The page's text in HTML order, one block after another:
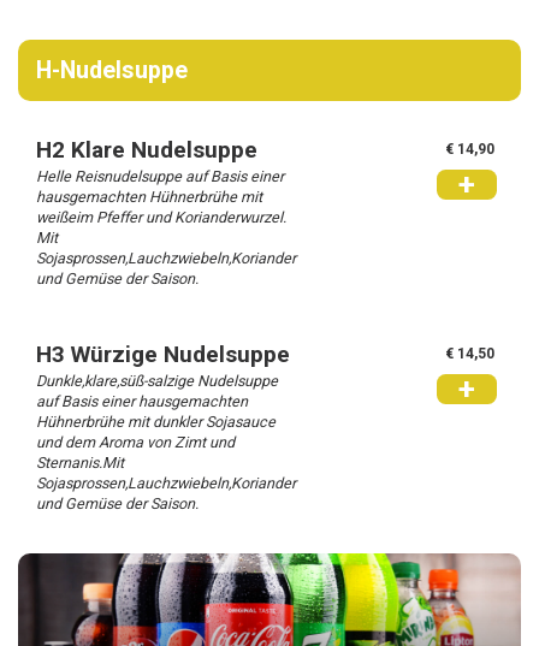
H-Nudelsuppe
H2 Klare Nudelsuppe
Helle Reisnudelsuppe auf Basis einer
hausgemachten Hühnerbrühe mit
weißeim Pfeffer und Korianderwurzel.
Mit
Sojasprossen,Lauchzwiebeln,Koriander
und Gemüse der Saison.
€ 14,90
+
H3 Würzige Nudelsuppe
Dunkle,klare,süß-salzige Nudelsuppe
auf Basis einer hausgemachten
Hühnerbrühe mit dunkler Sojasauce
und dem Aroma von Zimt und
Sternanis.Mit
Sojasprossen,Lauchzwiebeln,Koriander
und Gemüse der Saison.
€ 14,50
+